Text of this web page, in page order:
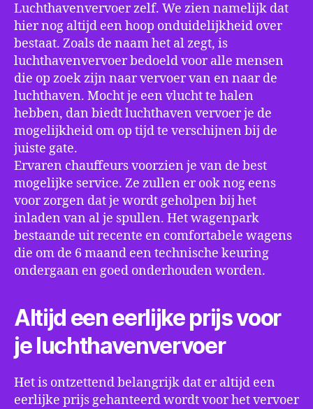
Luchthavenvervoer zelf. We zien namelijk dat
hier nog altijd een hoop onduidelijkheid over
bestaat. Zoals de naam het al zegt, is
luchthavenvervoer bedoeld voor alle mensen
die op zoek zijn naar vervoer van en naar de
luchthaven. Mocht je een vlucht te halen
hebben, dan biedt luchthaven vervoer je de
mogelijkheid om op tijd te verschijnen bij de
juiste gate.
Ervaren chauffeurs voorzien je van de best
mogelijke service. Ze zullen er ook nog eens
voor zorgen dat je wordt geholpen bij het
inladen van al je spullen. Het wagenpark
bestaande uit recente en comfortabele wagens
die om de 6 maand een technische keuring
ondergaan en goed onderhouden worden.
Altijd een eerlijke prijs voor
je luchthavenvervoer
Het is ontzettend belangrijk dat er altijd een
eerlijke prijs gehanteerd wordt voor het vervoer